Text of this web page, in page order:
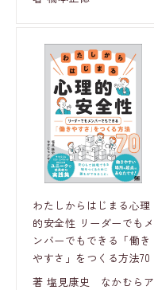
わたしからはじまる心理
的安全性 リーダーでもメ
ンバーでもできる「働き
やすさ」をつくる方法70
著 塩見康史 なかむらア